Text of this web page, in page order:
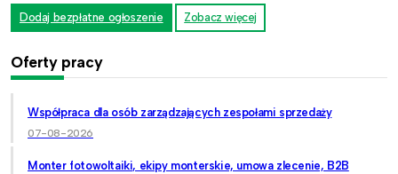
Dodaj bezpłatne ogłoszenie Zobacz więcej
Oferty pracy
Współpraca dla osób zarządzających zespołami sprzedaży
07-08-2026
Monter fotowoltaiki, ekipy monterskie, umowa zlecenie, B2B